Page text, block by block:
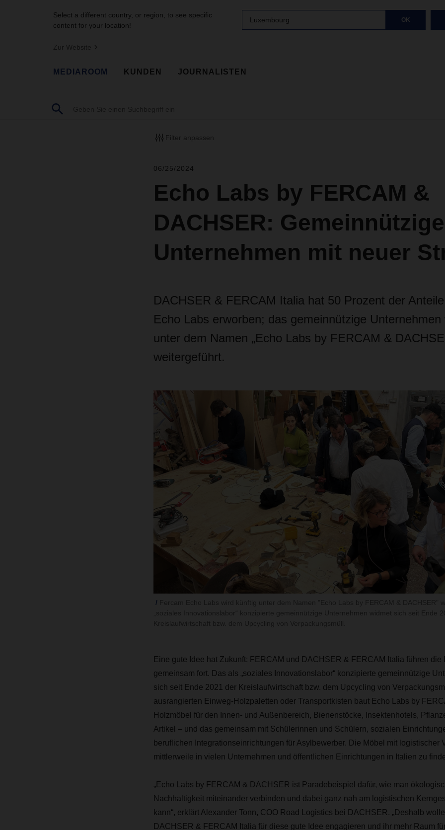
Select a different country, or region, to see specific
content for your location!
Luxembourg OK
Zur Website
MEDIAROOM KUNDEN JOURNALISTEN
Filter anpassen
06/25/2024
Echo Labs by FERCAM &
DACHSER:
Unternehmen mit neuer
DACHSER & FERCAM Italia hat 50 Prozent der
Echo Labs erworben; das gemeinnützige
unter dem Namen „Echo Labs by FERCAM &
weitergeführt.
Eine gute Idee hat Zukunft: FERCAM und DACHSER & FERCAM Italia führen die
gemeinsam fort. Das als „soziales Innovationslabor“ konzipierte gemeinnützige
sich seit Ende 2021 der Kreislaufwirtschaft bzw. dem Upcycling von
ausrangierten Einweg-Holzpaletten oder Transportkisten baut Echo Labs by
Holzmöbel für den Innen- und Außenbereich, Bienenstöcke, Insektenhotels,
Artikel – und das gemeinsam mit Schülerinnen und Schülern, sozialen
beruflichen Integrationseinrichtungen für Asylbewerber. Die Möbel mit logistischer
mittlerweile in vielen Unternehmen und öffentlichen Einrichtungen in Italien zu
„Echo Labs by FERCAM & DACHSER ist Paradebeispiel dafür, wie man
Nachhaltigkeit miteinander verbinden und dabei ganz nah am logistischen
kann“, erklärt Alexander Tonn, COO Road Logistics bei DACHSER. „Deshalb
DACHSER & FERCAM Italia für diese gute Idee engagieren und ihr mehr Raum